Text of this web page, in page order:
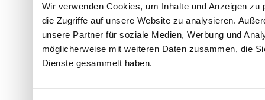
Wir verwenden Cookies, um Inhalte und Anzeigen
die Zugriffe auf unsere Website zu analysieren.
unsere Partner für soziale Medien, Werbung und
möglicherweise mit weiteren Daten zusammen, die
Dienste gesammelt haben.